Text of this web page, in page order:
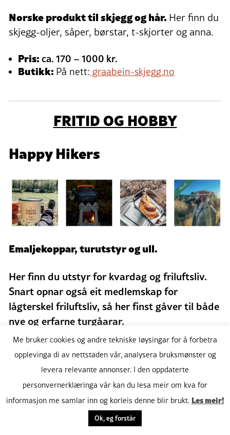
Norske produkt til skjegg og hår. Her finn du
skjegg-oljer, såper, børstar, t-skjorter og anna.
Pris:ca. 170 – 1000 kr.
Butikk: På nett: graabein-skjegg.no
FRITID OG HOBBY
Happy Hikers
Emaljekoppar, turutstyr og ull.
Her finn du utstyr for kvardag og friluftsliv.
Snart opnar også eit medlemskap for
lågterskel friluftsliv, så her finst gåver til både
nye og erfarne turgåarar.
Pris: ca. 50 – 2000 kr.
Butikk:Berre på nett:happyhikers.no
Auk
Me bruker cookies og andre tekniske løysingar for å forbetra
opplevinga di av nettstaden vår, analysera bruksmønster og
levera relevante annonser. I den oppdaterte
personvernerklæringa vår kan du lesa meir om kva for
informasjon me samlar inn og korleis denne blir brukt. Les meir!
Ok, eg forstår